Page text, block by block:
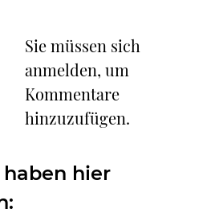
Sie müssen sich
anmelden, um
Kommentare
hinzuzufügen.
hier